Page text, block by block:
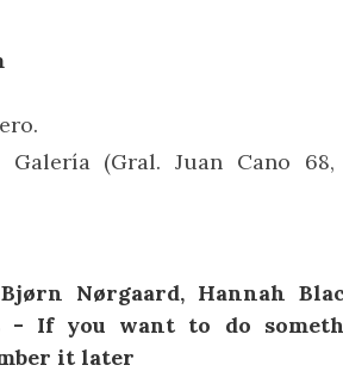
Galería (Gral. Juan Cano 68,
Nørgaard, Hannah
- If you want to do
it later